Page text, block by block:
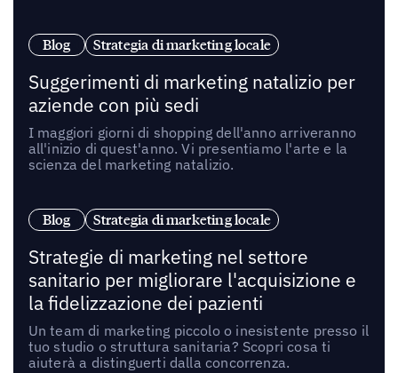
Blog Strategia di marketing locale
Suggerimenti di marketing natalizio per
aziende con più sedi
I maggiori giorni di shopping dell'anno arriveranno
all'inizio di quest'anno. Vi presentiamo l'arte e la
scienza del marketing natalizio.
Blog Strategia di marketing locale
Strategie di marketing nel settore
sanitario per migliorare l'acquisizione e
la fidelizzazione dei pazienti
Un team di marketing piccolo o inesistente presso il
tuo studio o struttura sanitaria? Scopri cosa ti
aiuterà a distinguerti dalla concorrenza.